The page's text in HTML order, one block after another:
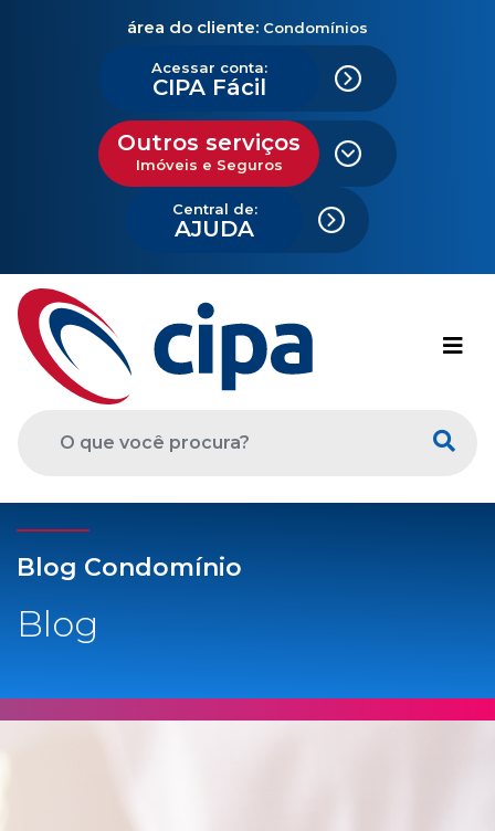
área do cliente: Condomínios
Acessar conta:
CIPA Fácil
Outros serviços
Imóveis e Seguros
Central de:
AJUDA
Blog Condomínio
Blog